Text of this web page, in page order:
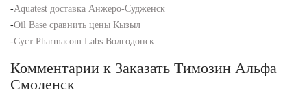
-Aquatest доставка Анжеро-Судженск
-Oil Base сравнить цены Кызыл
-Суст Pharmacom Labs Волгодонск
Комментарии к Заказать Tимозин Альфа
Смоленск